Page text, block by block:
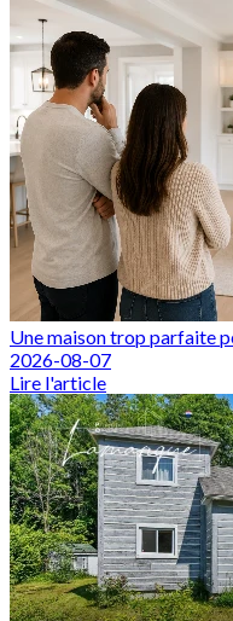
Une maison trop parfaite
2026-08-07
Lire l'article